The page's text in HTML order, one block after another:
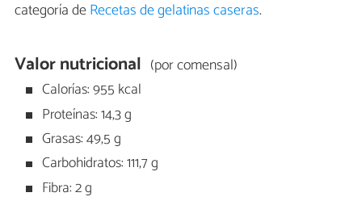
categoría deRecetas de gelatinas caseras.
Valor nutricional (por comensal)
Calorías: 955 kcal
Proteínas: 14,3 g
Grasas: 49,5 g
Carbohidratos: 111,7 g
Fibra: 2 g